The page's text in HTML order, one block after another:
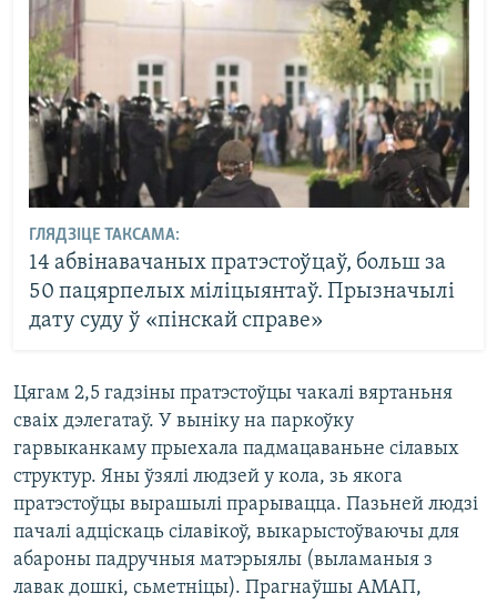
ГЛЯДЗІЦЕ ТАКСАМА:
14 абвінавачаных пратэстоўцаў, больш за
50 пацярпелых міліцыянтаў. Прызначылі
дату суду ў «пінскай справе»
Цягам 2,5 гадзіны пратэстоўцы чакалі вяртаньня
сваіх дэлегатаў. У выніку на паркоўку
гарвыканкаму прыехала падмацаваньне сілавых
структур. Яны ўзялі людзей у кола, зь якога
пратэстоўцы вырашылі прарывацца. Пазьней людзі
пачалі адціскаць сілавікоў, выкарыстоўваючы для
абароны падручныя матэрыялы (выламаныя з
лавак дошкі, сьметніцы). Прагнаўшы АМАП,